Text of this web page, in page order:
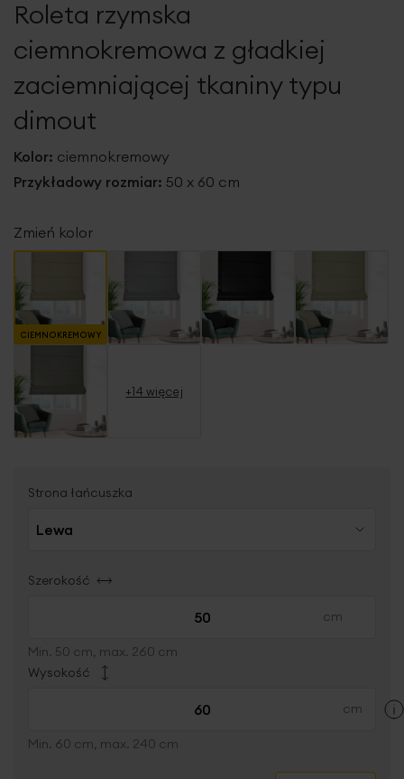
galeriiRoleta rzymska
ciemnokremowa z gładkiej
zaciemniającej tkaniny typu
dimout
Kolor: ciemnokremowy
Przykładowy rozmiar: 50 x 60 cm
Zmień kolor
CIEMNOKREMOWY
+14 więcej
Strona łańcuszka
Szerokość
Min. 50 cm, max. 260 cm
Wysokość
Min. 60 cm, max. 240 cm